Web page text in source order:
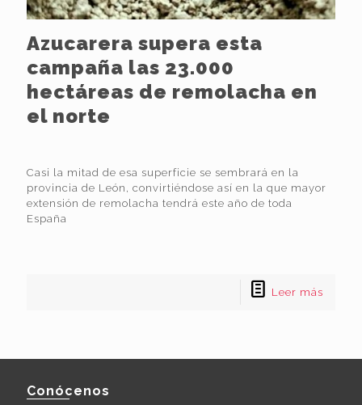
Azucarera supera esta
campaña las 23.000
hectáreas de remolacha en
el norte
Casi la mitad de esa superficie se sembrará en la
provincia de León, convirtiéndose así en la que mayor
extensión de remolacha tendrá este año de toda
España
Leer más
Conócenos